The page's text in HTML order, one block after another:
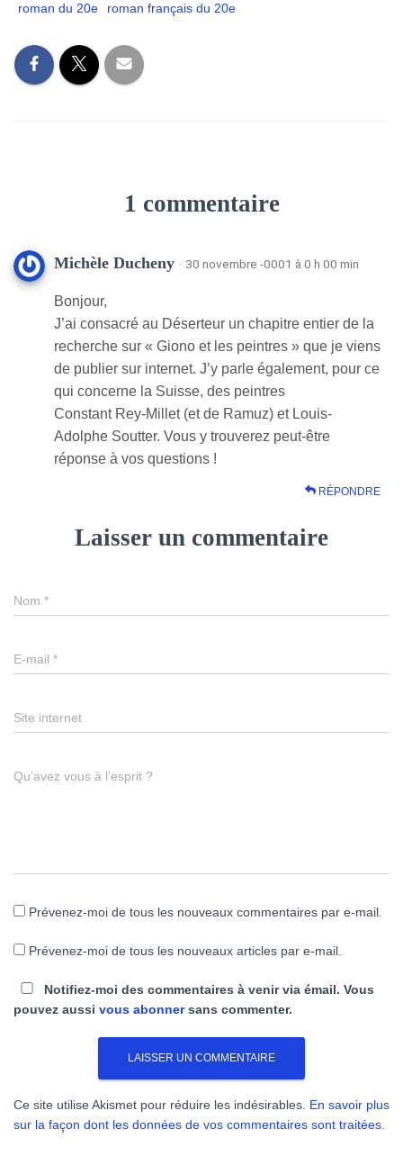
roman du 20e
roman français du 20e
1 commentaire
Michèle Ducheny · 30 novembre -0001 à 0 h 00 min
Bonjour,
J’ai consacré au Déserteur un chapitre entier de la
recherche sur « Giono et les peintres » que je viens
de publier sur internet. J’y parle également, pour ce
qui concerne la Suisse, des peintres
Constant Rey-Millet (et de Ramuz) et Louis-
Adolphe Soutter. Vous y trouverez peut-être
réponse à vos questions !
RÉPONDRE
Laisser un commentaire
Nom *
E-mail *
Site internet
Qu’avez vous à l’esprit ?
Prévenez-moi de tous les nouveaux commentaires par e-mail.
Prévenez-moi de tous les nouveaux articles par e-mail.
Notifiez-moi des commentaires à venir via émail. Vous
pouvez aussi vous abonnersans commenter.
Ce site utilise Akismet pour réduire les indésirables. En savoir plus
sur la façon dont les données de vos commentaires sont traitées